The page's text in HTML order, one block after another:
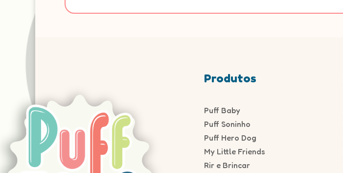
Produtos
Puff Baby
Puff Soninho
Puff Hero Dog
My Little Friends
Rir e Brincar